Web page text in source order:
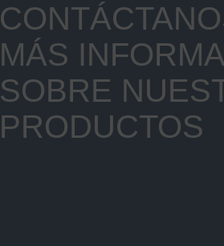
MÁS
SOBRE
PRODUCTOS